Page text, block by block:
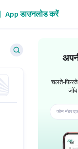
App डाउनलोड करें
चलते-फिरते